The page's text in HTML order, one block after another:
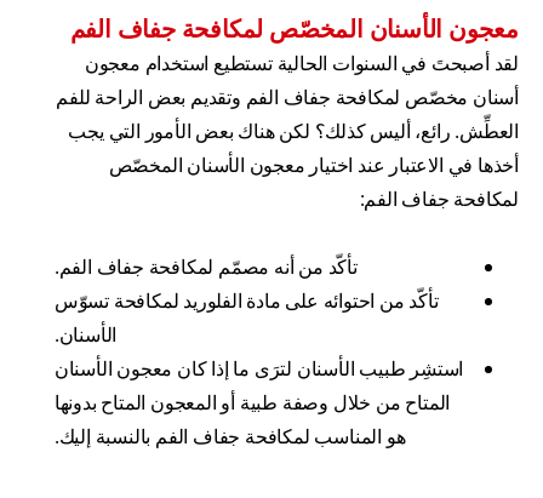
معجون الأسنان المخصّص لمكافحة جفاف الفم
لقد أصبحتَ في السنوات الحالية تستطيع استخدام معجون
أسنان مخصّص لمكافحة جفاف الفم وتقديم بعض الراحة للفم
العطِّش. رائع، أليس كذلك؟ لكن هناك بعض الأمور التي يجب
أخذها في الاعتبار عند اختيار معجون الأسنان المخصّص
لمكافحة جفاف الفم:
تأكّد من أنه مصمّم لمكافحة جفاف الفم.
تأكّد من احتوائه على مادة الفلوريد لمكافحة تسوّس
الأسنان.
استشِر طبيب الأسنان لترَى ما إذا كان معجون الأسنان
المتاح من خلال وصفة طبية أو المعجون المتاح بدونها
هو المناسب لمكافحة جفاف الفم بالنسبة إليك.